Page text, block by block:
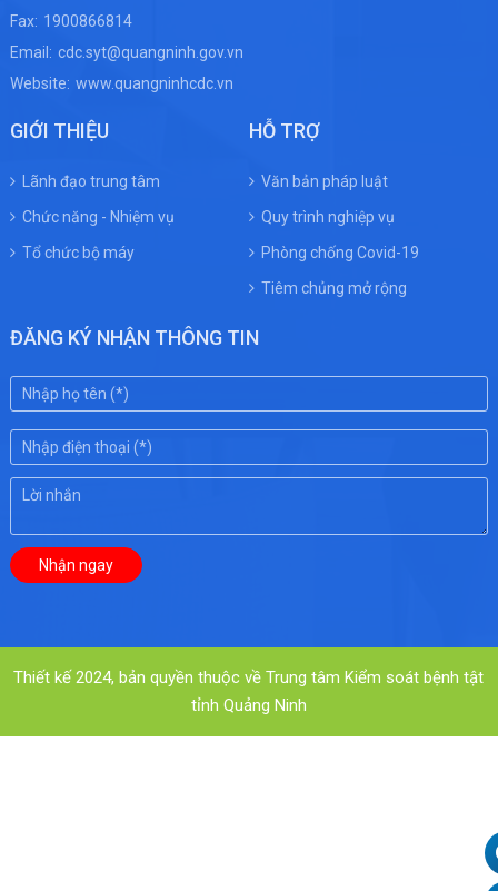
Fax: 1900866814
Email: cdc.syt@quangninh.gov.vn
Website: www.quangninhcdc.vn
GIỚI THIỆU
Lãnh đạo trung tâm
Chức năng - Nhiệm vụ
Tổ chức bộ máy
HỖ TRỢ
Văn bản pháp luật
Quy trình nghiệp vụ
Phòng chống Covid-19
Tiêm chủng mở rộng
ĐĂNG KÝ NHẬN THÔNG TIN
Thiết kế 2024, bản quyền thuộc về Trung tâm Kiểm soát bệnh tật
tỉnh Quảng Ninh